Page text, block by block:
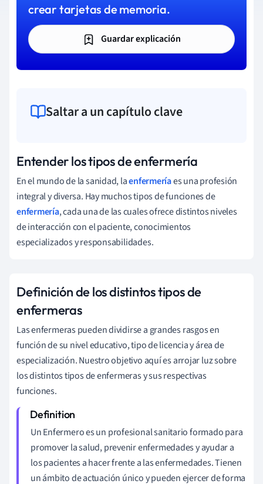
crear tarjetas de memoria.
Guardar explicación
Saltar a un capítulo clave
Entender los tipos de enfermería
En el mundo de la sanidad, laenfermeríaes una profesión
integral y diversa. Hay muchos tipos de funciones de
enfermería, cada una de las cuales ofrece distintos niveles
de interacción con el paciente, conocimientos
especializados y responsabilidades.
Definición de los distintos tipos de
enfermeras
Las enfermeras pueden dividirse a grandes rasgos en
función de su nivel educativo, tipo de licencia y área de
especialización. Nuestro objetivo aquí es arrojar luz sobre
los distintos tipos de enfermeras y sus respectivas
funciones.
Un Enfermero es un profesional sanitario formado para
promover la salud, prevenir enfermedades y ayudar a
los pacientes a hacer frente a las enfermedades. Tienen
un ámbito de actuación único y pueden ejercer de forma